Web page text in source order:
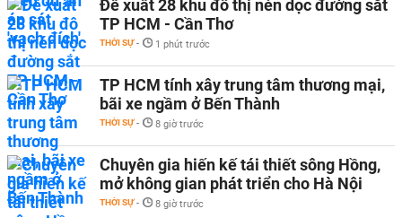
Đề xuất 28 khu đô thị nén dọc đường sắt
TP HCM - Cần Thơ
THỜI SỰ - 1 phút trước
TP HCM tính xây trung tâm thương mại,
bãi xe ngầm ở Bến Thành
THỜI SỰ - 8 giờ trước
Chuyên gia hiến kế tái thiết sông Hồng,
mở không gian phát triển cho Hà Nội
THỜI SỰ - 8 giờ trước